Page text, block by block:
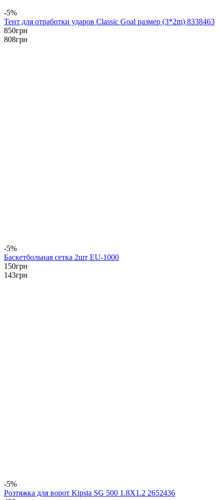
-5%
Тент для отработки ударов Classic Goal размер (3*2m) 8338463
850грн
808грн
-5%
Баскетбольная сетка 2шт EU-1000
150грн
143грн
-5%
Розтяжка для ворот Kipsta SG 500 1.8X1.2 2652436